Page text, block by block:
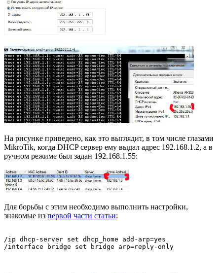
На рисунке приведено, как это выглядит, в том числе глазами
MikroTik, когда DHCP сервер ему выдал адрес 192.168.1.2, а в
ручном режиме был задан 192.168.1.55:
Для борьбы с этим необходимо выполнить настройки,
знакомые из первой части статьи:
/ip dhcp-server set dhcp_home add-arp=yes
/interface bridge set bridge arp=reply-only